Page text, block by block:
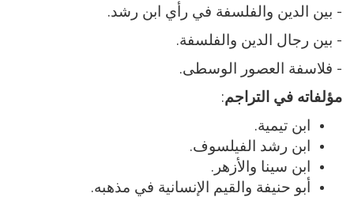
- بين الدين والفلسفة في رأي ابن رشد.
- بين رجال الدين والفلسفة.
- فلاسفة العصور الوسطى.
مؤلفاته في التراجم:
ابن تيمية.
ابن رشد الفيلسوف.
ابن سينا والأزهر.
أبو حنيفة والقيم الإنسانية في مذهبه.